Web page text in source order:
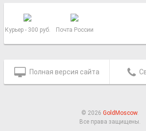
Курьер - 300 руб. Почта России
Полная версия сайта
© 2026 GoldMoscow.
Все права защищены.